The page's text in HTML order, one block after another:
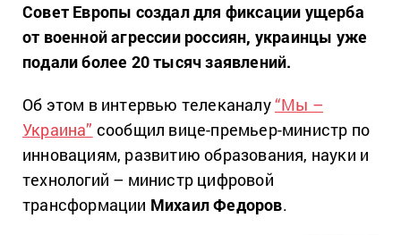
Совет Европы создал для фиксации ущерба
от военной агрессии россиян, украинцы уже
подали более 20 тысяч заявлений.
Об этом в интервью телеканалу“Мы –
Украина” сообщил вице-премьер-министр по
инновациям, развитию образования, науки и
технологий – министр цифровой
трансформации Михаил Федоров.